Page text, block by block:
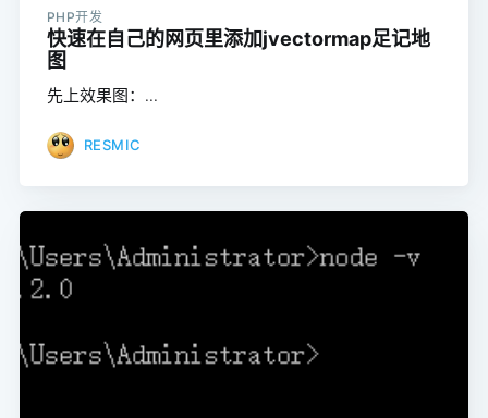
PHP开发
快速在自己的网页里添加jvectormap足记地
图
先上效果图：...
RESMIC